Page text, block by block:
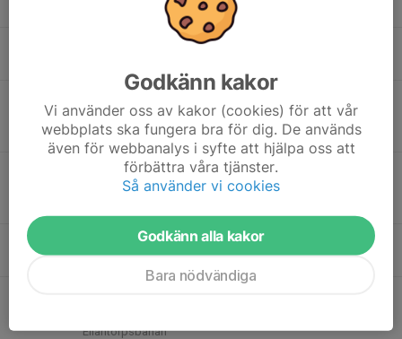
Spinning Lindbergs gym
20:00
gäst
Motorcykel
Eliantorpsbanan
Allmän träning på crossbanorna
Motorcykel
18
20:00
Eliantorp
Eliantorpsbanan
Godkänn kakor
Vi använder oss av kakor (cookies) för att vår
webbplats ska fungera bra för dig. De används
även för webbanalys i syfte att hjälpa oss att
förbättra våra tjänster.
Så använder vi cookies
Godkänn alla kakor
Bara nödvändiga